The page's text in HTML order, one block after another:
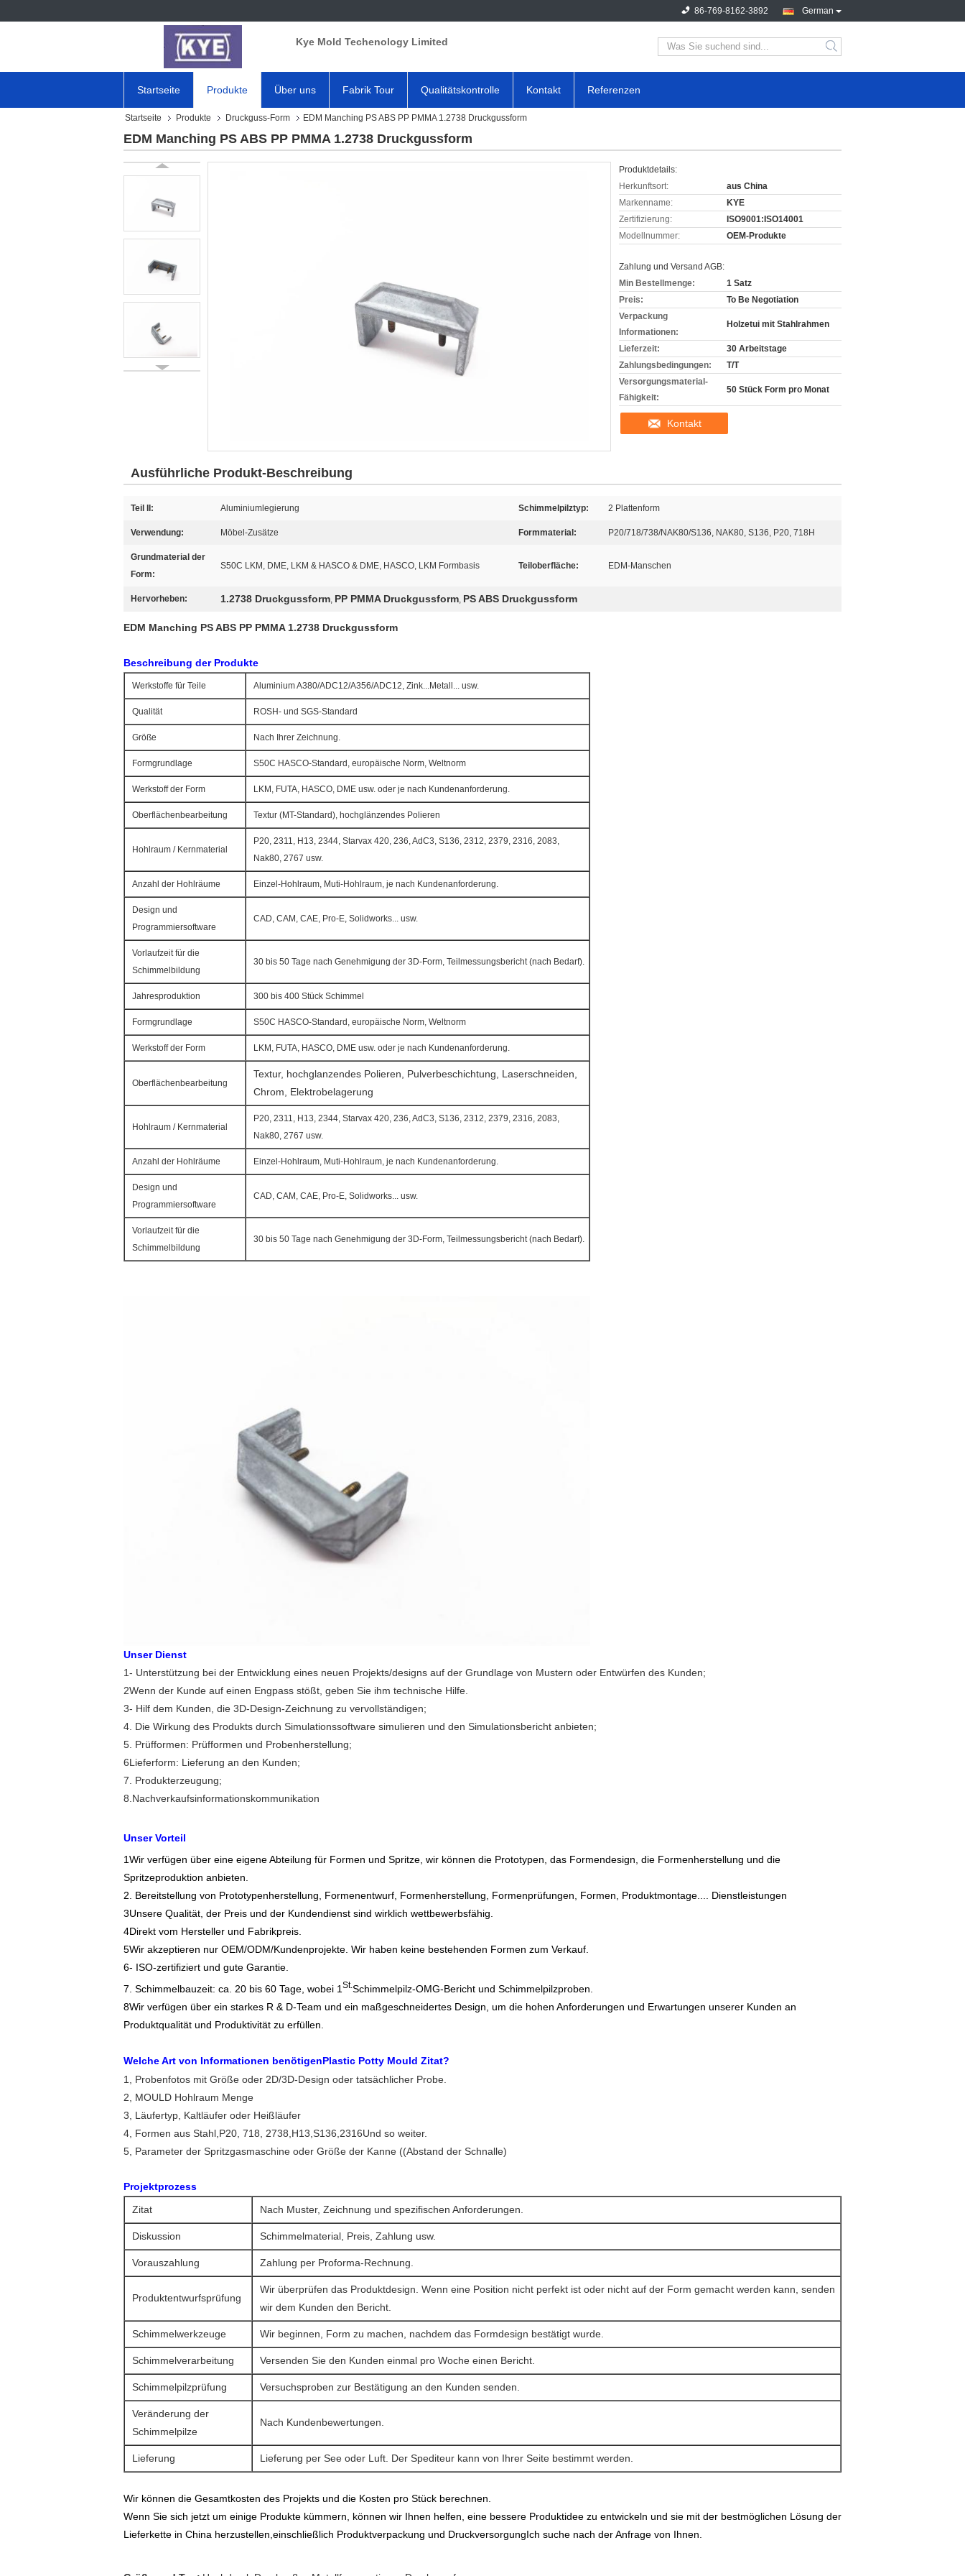
German
86-769-8162-3892
Kye Mold Techenology Limited
Startseite Produkte Über uns Fabrik Tour Qualitätskontrolle Kontakt Referenzen
Startseite Produkte Druckguss-Form EDM Manching PS ABS PP PMMA 1.2738 Druckgussform
EDM Manching PS ABS PP PMMA 1.2738 Druckgussform
Produktdetails:
Herkunftsort:
aus China
Markenname:
KYE
Zertifizierung:
ISO9001:ISO14001
Modellnummer:
OEM-Produkte
Zahlung und Versand AGB:
Min Bestellmenge:
1 Satz
Preis:
To Be Negotiation
Verpackung
Informationen:
Holzetui mit Stahlrahmen
Lieferzeit:
30 Arbeitstage
Zahlungsbedingungen:
T/T
Versorgungsmaterial-
Fähigkeit:
50 Stück Form pro Monat
Kontakt
Ausführliche Produkt-Beschreibung
Teil II: Aluminiumlegierung Schimmelpilztyp: 2 Plattenform
Verwendung: Möbel-Zusätze Formmaterial: P20/718/738/NAK80/S136, NAK80, S136, P20, 718H
Grundmaterial der
Form:
S50C LKM, DME, LKM & HASCO & DME, HASCO, LKM Formbasis Teiloberfläche: EDM-Manschen
Hervorheben: 1.2738 Druckgussform, PP PMMA Druckgussform, PS ABS Druckgussform
EDM Manching PS ABS PP PMMA 1.2738 Druckgussform
Beschreibung der Produkte
Werkstoffe für Teile Aluminium A380/ADC12/A356/ADC12, Zink...Metall... usw.
Qualität ROSH- und SGS-Standard
Größe Nach Ihrer Zeichnung.
Formgrundlage S50C HASCO-Standard, europäische Norm, Weltnorm
Werkstoff der Form LKM, FUTA, HASCO, DME usw. oder je nach Kundenanforderung.
Oberflächenbearbeitung Textur (MT-Standard), hochglänzendes Polieren
Hohlraum / Kernmaterial
P20, 2311, H13, 2344, Starvax 420, 236, AdC3, S136, 2312, 2379, 2316, 2083,
Nak80, 2767 usw.
Anzahl der Hohlräume Einzel-Hohlraum, Muti-Hohlraum, je nach Kundenanforderung.
Design und
Programmiersoftware
CAD, CAM, CAE, Pro-E, Solidworks... usw.
Vorlaufzeit für die
Schimmelbildung
30 bis 50 Tage nach Genehmigung der 3D-Form, Teilmessungsbericht (nach Bedarf).
Jahresproduktion 300 bis 400 Stück Schimmel
Formgrundlage S50C HASCO-Standard, europäische Norm, Weltnorm
Werkstoff der Form LKM, FUTA, HASCO, DME usw. oder je nach Kundenanforderung.
Oberflächenbearbeitung
Textur, hochglanzendes Polieren, Pulverbeschichtung, Laserschneiden,
Chrom, Elektrobelagerung
Hohlraum / Kernmaterial
P20, 2311, H13, 2344, Starvax 420, 236, AdC3, S136, 2312, 2379, 2316, 2083,
Nak80, 2767 usw.
Anzahl der Hohlräume Einzel-Hohlraum, Muti-Hohlraum, je nach Kundenanforderung.
Design und
Programmiersoftware
CAD, CAM, CAE, Pro-E, Solidworks... usw.
Vorlaufzeit für die
Schimmelbildung
30 bis 50 Tage nach Genehmigung der 3D-Form, Teilmessungsbericht (nach Bedarf).
Unser Dienst
1- Unterstützung bei der Entwicklung eines neuen Projekts/designs auf der Grundlage von Mustern oder Entwürfen des Kunden;
2Wenn der Kunde auf einen Engpass stößt, geben Sie ihm technische Hilfe.
3- Hilf dem Kunden, die 3D-Design-Zeichnung zu vervollständigen;
4. Die Wirkung des Produkts durch Simulationssoftware simulieren und den Simulationsbericht anbieten;
5. Prüfformen: Prüfformen und Probenherstellung;
6Lieferform: Lieferung an den Kunden;
7. Produkterzeugung;
8. Nachverkaufsinformationskommunikation
Unser Vorteil
1Wir verfügen über eine eigene Abteilung für Formen und Spritze, wir können die Prototypen, das Formendesign, die Formenherstellung und die
Spritzeproduktion anbieten.
2. Bereitstellung von Prototypenherstellung, Formenentwurf, Formenherstellung, Formenprüfungen, Formen, Produktmontage.... Dienstleistungen
3Unsere Qualität, der Preis und der Kundendienst sind wirklich wettbewerbsfähig.
4Direkt vom Hersteller und Fabrikpreis.
5Wir akzeptieren nur OEM/ODM/Kundenprojekte. Wir haben keine bestehenden Formen zum Verkauf.
6- ISO-zertifiziert und gute Garantie.
7. Schimmelbauzeit: ca. 20 bis 60 Tage, wobei 1 St.Schimmelpilz-OMG-Bericht und Schimmelpilzproben.
8Wir verfügen über ein starkes R & D-Team und ein maßgeschneidertes Design, um die hohen Anforderungen und Erwartungen unserer Kunden an
Produktqualität und Produktivität zu erfüllen.
Welche Art von Informationen benötigenPlastic Potty Mould Zitat?
1, Probenfotos mit Größe oder 2D/3D-Design oder tatsächlicher Probe.
2, MOULD Hohlraum Menge
3, Läufertyp, Kaltläufer oder Heißläufer
4, Formen aus Stahl,P20, 718, 2738,H13,S136,2316Und so weiter.
5, Parameter der Spritzgasmaschine oder Größe der Kanne ((Abstand der Schnalle)
Projektprozess
Zitat
Nach Muster, Zeichnung und spezifischen Anforderungen.
Diskussion Schimmelmaterial, Preis, Zahlung usw.
Vorauszahlung Zahlung per Proforma-Rechnung.
Produktentwurfsprüfung
Wir überprüfen das Produktdesign. Wenn eine Position nicht perfekt ist oder nicht auf der Form gemacht werden kann, senden
wir dem Kunden den Bericht.
Schimmelwerkzeuge Wir beginnen, Form zu machen, nachdem das Formdesign bestätigt wurde.
Schimmelverarbeitung Versenden Sie den Kunden einmal pro Woche einen Bericht.
Schimmelpilzprüfung Versuchsproben zur Bestätigung an den Kunden senden.
Veränderung der
Schimmelpilze
Nach Kundenbewertungen.
Lieferung Lieferung per See oder Luft. Der Spediteur kann von Ihrer Seite bestimmt werden.
Wir können die Gesamtkosten des Projekts und die Kosten pro Stück berechnen.
Wenn Sie sich jetzt um einige Produkte kümmern, können wir Ihnen helfen, eine bessere Produktidee zu entwickeln und sie mit der bestmöglichen Lösung der
Lieferkette in China herzustellen,einschließlich Produktverpackung und DruckversorgungIch suche nach der Anfrage von Ihnen.